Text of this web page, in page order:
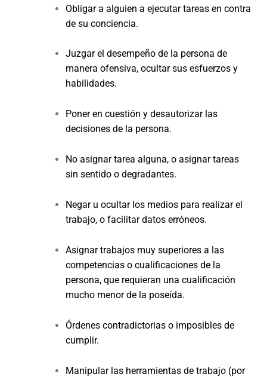
Obligar a alguien a ejecutar tareas en contra
de su conciencia.
Juzgar el desempeño de la persona de
manera ofensiva, ocultar sus esfuerzos y
habilidades.
Poner en cuestión y desautorizar las
decisiones de la persona.
No asignar tarea alguna, o asignar tareas
sin sentido o degradantes.
Negar u ocultar los medios para realizar el
trabajo, o facilitar datos erróneos.
Asignar trabajos muy superiores a las
competencias o cualificaciones de la
persona, que requieran una cualificación
mucho menor de la poseída.
Órdenes contradictorias o imposibles de
cumplir.
Manipular las herramientas de trabajo (por